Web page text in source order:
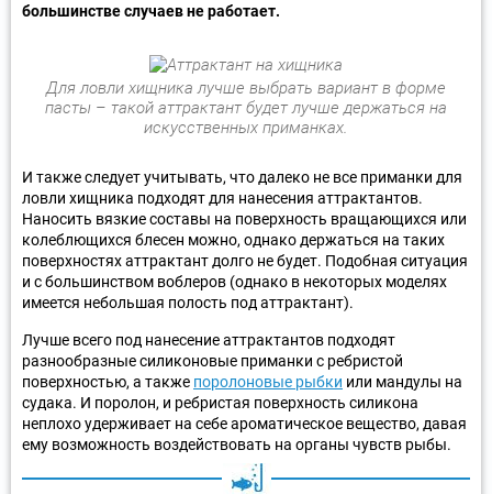
большинстве случаев не работает.
Для ловли хищника лучше выбрать вариант в форме
пасты – такой аттрактант будет лучше держаться на
искусственных приманках.
И также следует учитывать, что далеко не все приманки для
ловли хищника подходят для нанесения аттрактантов.
Наносить вязкие составы на поверхность вращающихся или
колеблющихся блесен можно, однако держаться на таких
поверхностях аттрактант долго не будет. Подобная ситуация
и с большинством воблеров (однако в некоторых моделях
имеется небольшая полость под аттрактант).
Лучше всего под нанесение аттрактантов подходят
разнообразные силиконовые приманки с ребристой
поверхностью, а также поролоновые рыбки или мандулы на
судака. И поролон, и ребристая поверхность силикона
неплохо удерживает на себе ароматическое вещество, давая
ему возможность воздействовать на органы чувств рыбы.